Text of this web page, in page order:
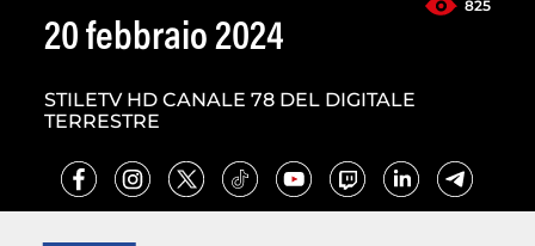
825
20 febbraio 2024
STILETV HD CANALE 78 DEL DIGITALE
TERRESTRE